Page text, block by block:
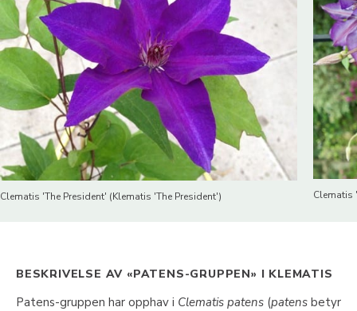
Clematis 'The President' (Klematis 'The President') Clematis
BESKRIVELSE AV «PATENS-GRUPPEN» I KLEMATIS
Patens-gruppen har opphav i Clematis patens (patens betyr